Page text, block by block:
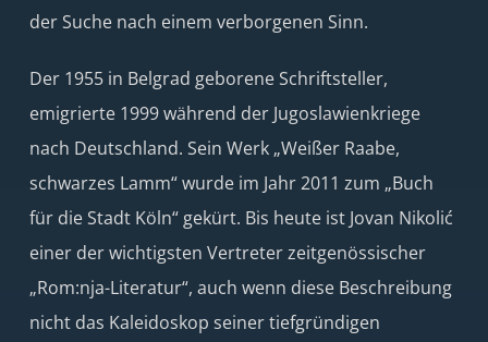
der Suche nach einem verborgenen Sinn.
Der 1955 in Belgrad geborene Schriftsteller,
emigrierte 1999 während der Jugoslawienkriege
nach Deutschland. Sein Werk „Weißer Raabe,
schwarzes Lamm“ wurde im Jahr 2011 zum „Buch
für die Stadt Köln“ gekürt. Bis heute ist Jovan Nikolić
einer der wichtigsten Vertreter zeitgenössischer
„Rom:nja-Literatur“, auch wenn diese Beschreibung
nicht das Kaleidoskop seiner tiefgründigen